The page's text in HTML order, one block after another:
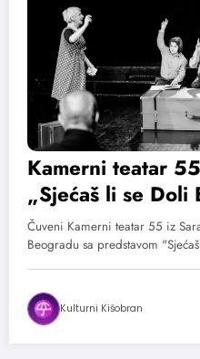
Kamerni teatar
„Sjećaš li se Doli
Madlenianumu 6.
Čuveni Kamerni teatar 55 iz
Beogradu sa predstavom
Kulturni Kišobran